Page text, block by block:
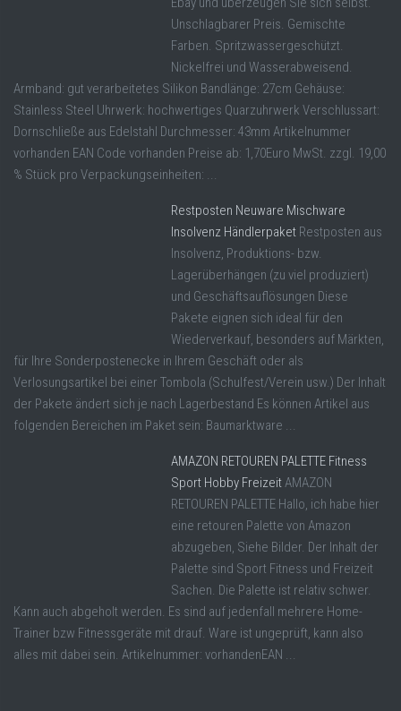
Unschlagbarer Preis. Gemischte
Farben. Spritzwassergeschützt.
Nickelfrei und Wasserabweisend.
Armband: gut verarbeitetes Silikon Bandlänge: 27cm Gehäuse:
Stainless Steel Uhrwerk: hochwertiges Quarzuhrwerk Verschlussart:
Dornschließe aus Edelstahl Durchmesser: 43mm Artikelnummer
vorhanden EAN Code vorhanden Preise ab: 1,70Euro MwSt. zzgl. 19,00
% Stück pro Verpackungseinheiten: ...
Restposten Neuware Mischware
Insolvenz Händlerpaket Restposten aus
Insolvenz, Produktions- bzw.
Lagerüberhängen (zu viel produziert)
und Geschäftsauflösungen Diese
Pakete eignen sich ideal für den
Wiederverkauf, besonders auf Märkten,
für Ihre Sonderpostenecke in Ihrem Geschäft oder als
Verlosungsartikel bei einer Tombola (Schulfest/Verein usw.) Der Inhalt
der Pakete ändert sich je nach Lagerbestand Es können Artikel aus
folgenden Bereichen im Paket sein: Baumarktware ...
AMAZON RETOUREN PALETTE Fitness
Sport Hobby FreizeitAMAZON
RETOUREN PALETTE Hallo, ich habe hier
eine retouren Palette von Amazon
abzugeben, Siehe Bilder. Der Inhalt der
Palette sind Sport Fitness und Freizeit
Sachen. Die Palette ist relativ schwer.
Kann auch abgeholt werden. Es sind auf jedenfall mehrere Home-
Trainer bzw Fitnessgeräte mit drauf. Ware ist ungeprüft, kann also
alles mit dabei sein. Artikelnummer: vorhandenEAN ...